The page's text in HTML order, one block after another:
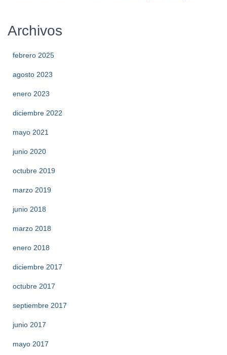
Archivos
febrero 2025
agosto 2023
enero 2023
diciembre 2022
mayo 2021
junio 2020
octubre 2019
marzo 2019
junio 2018
marzo 2018
enero 2018
diciembre 2017
octubre 2017
septiembre 2017
junio 2017
mayo 2017